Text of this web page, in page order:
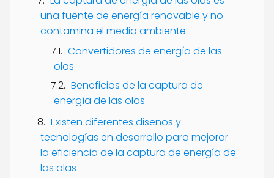
una fuente de energía renovable y no
contamina el medio ambiente
Convertidores de energía de las
olas
Beneficios de la captura de
energía de las olas
Existen diferentes diseños y
tecnologías en desarrollo para mejorar
la eficiencia de la captura de energía de
las olas